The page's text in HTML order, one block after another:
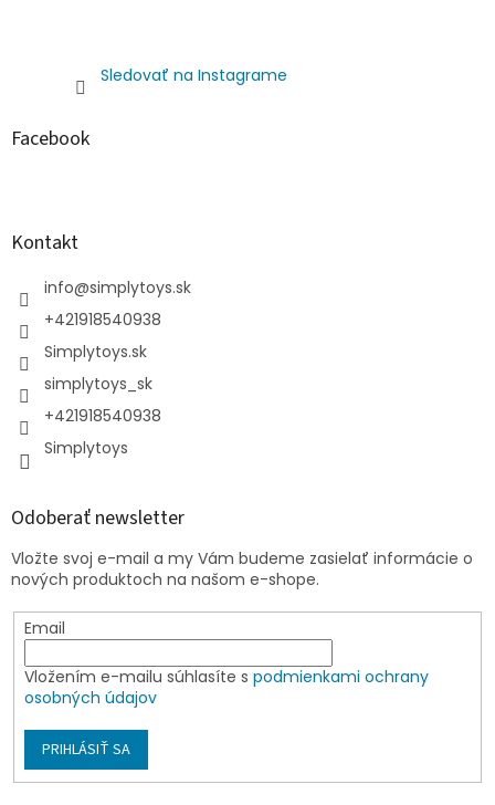
Sledovať na Instagrame
Facebook
Kontakt
info@simplytoys.sk
+421918540938
Simplytoys.sk
simplytoys_sk
+421918540938
Simplytoys
Odoberať newsletter
Vložte svoj e-mail a my Vám budeme zasielať informácie o
nových produktoch na našom e-shope.
Email
Vložením e-mailu súhlasíte s podmienkami ochrany
osobných údajov
PRIHLÁSIŤ SA